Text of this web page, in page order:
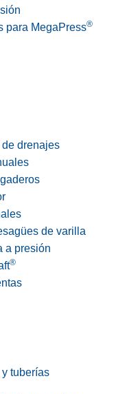
para MegaPress®
drenajes
de varilla
a presión
®
tuberías